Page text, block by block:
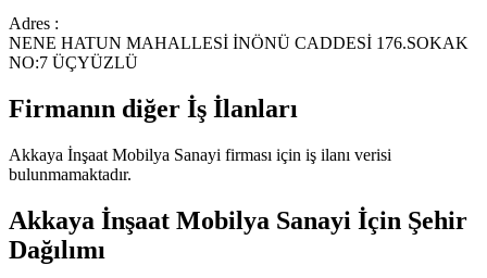
Adres :
NENE HATUN MAHALLESİ İNÖNÜ CADDESİ 176.SOKAK
NO:7 ÜÇYÜZLÜ
Firmanın diğer İş İlanları
Akkaya İnşaat Mobilya Sanayi firması için iş ilanı verisi
bulunmamaktadır.
Akkaya İnşaat Mobilya Sanayi İçin Şehir
Dağılımı